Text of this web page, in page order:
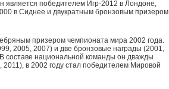
является победителем Игр-2012 в Лондоне,
в Сиднее и двукратным бронзовым призером
призером чемпионата мира 2002 года.
2005, 2007) и две бронзовые награды (2001,
составе национальной команды он дважды
в 2002 году стал победителем Мировой